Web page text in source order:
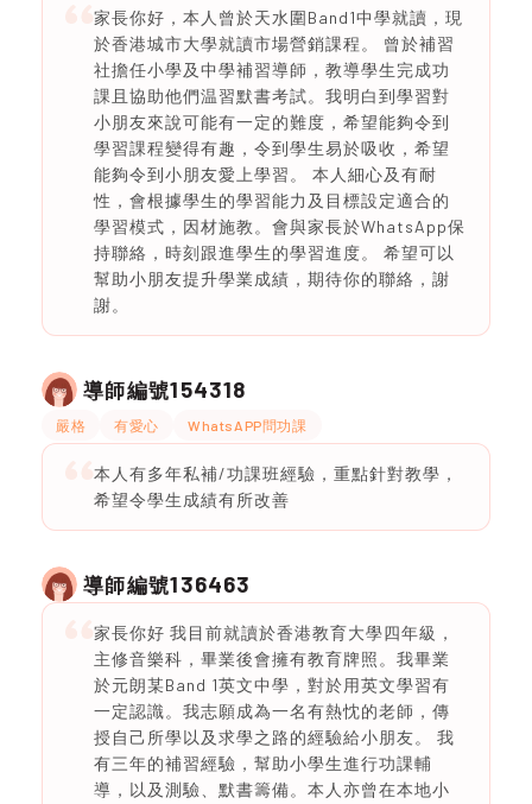
家長你好，本人曾於天水圍Band1中學就讀，現
於香港城市大學就讀市場營銷課程。 曾於補習
社擔任小學及中學補習導師，教導學生完成功
課且協助他們温習默書考試。我明白到學習對
小朋友來說可能有一定的難度，希望能夠令到
學習課程變得有趣，令到學生易於吸收，希望
能夠令到小朋友愛上學習。 本人細心及有耐
性，會根據學生的學習能力及目標設定適合的
學習模式，因材施教。會與家長於WhatsApp保
持聯絡，時刻跟進學生的學習進度。 希望可以
幫助小朋友提升學業成績，期待你的聯絡，謝
謝。
導師編號154318
嚴格 有愛心 WhatsAPP問功課
本人有多年私補/功課班經驗，重點針對教學，
希望令學生成績有所改善
導師編號136463
家長你好 我目前就讀於香港教育大學四年級，
主修音樂科，畢業後會擁有教育牌照。我畢業
於元朗某Band 1英文中學，對於用英文學習有
一定認識。我志願成為一名有熱忱的老師，傳
授自己所學以及求學之路的經驗給小朋友。 我
有三年的補習經驗，幫助小學生進行功課輔
導，以及測驗、默書籌備。本人亦曾在本地小